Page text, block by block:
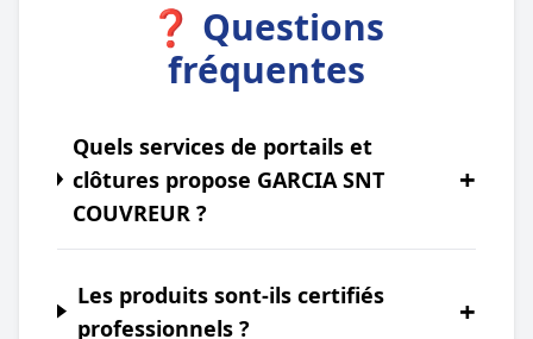
❓ Questions
fréquentes
Quels services de portails et
clôtures propose GARCIA SNT
COUVREUR ?
+
Les produits sont-ils certifiés
professionnels ?
+